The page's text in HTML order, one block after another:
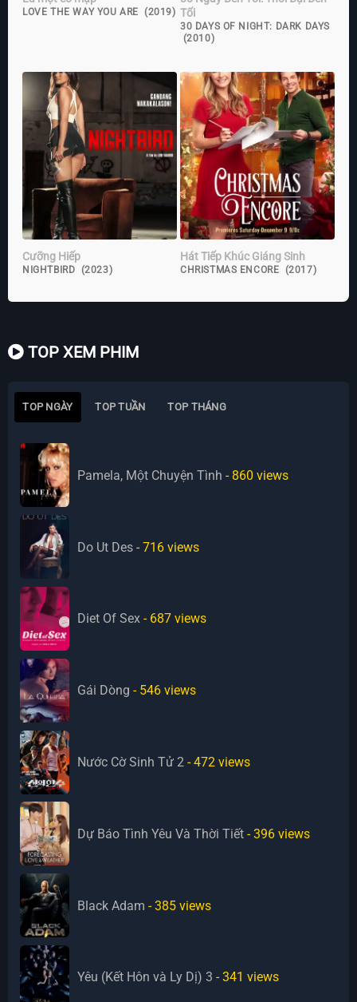
LOVE THE WAY YOU ARE (2019) Tối
30 DAYS OF NIGHT: DARK DAYS
(2010)
Cưỡng Hiếp
NIGHTBIRD (2023)
Hát Tiếp Khúc Giáng Sinh
CHRISTMAS ENCORE (2017)
TOP XEM PHIM
TOP NGÀY TOP TUẦN TOP THÁNG
Pamela, Một Chuyện Tình - 860 views
Do Ut Des - 716 views
Diet Of Sex - 687 views
Gái Dòng - 546 views
Nước Cờ Sinh Tử 2 - 472 views
Dự Báo Tình Yêu Và Thời Tiết - 396 views
Black Adam - 385 views
Yêu (Kết Hôn và Ly Dị) 3 - 341 views